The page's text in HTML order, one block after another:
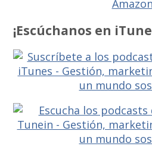
¡Escúchanos en